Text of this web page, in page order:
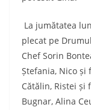
La jumătatea
plecat pe
Chef Sorin
Ștefania, Nico și
Cătălin, Ristei și
Bugnar, Alina